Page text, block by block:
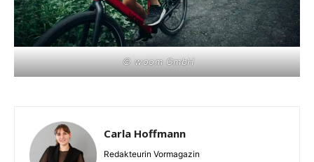
© woom GmbH
Carla Hoffmann
Redakteurin Vormagazin